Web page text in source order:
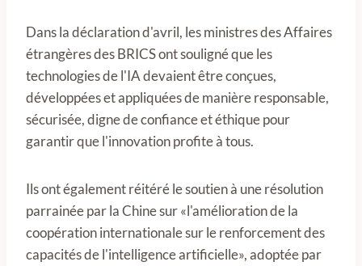
Dans la déclaration d'avril, les ministres des Affaires
étrangères des BRICS ont souligné que les
technologies de l'IA devaient être conçues,
développées et appliquées de manière responsable,
sécurisée, digne de confiance et éthique pour
garantir que l'innovation profite à tous.
Ils ont également réitéré le soutien à une résolution
parrainée par la Chine sur «l'amélioration de la
coopération internationale sur le renforcement des
capacités de l'intelligence artificielle», adoptée par